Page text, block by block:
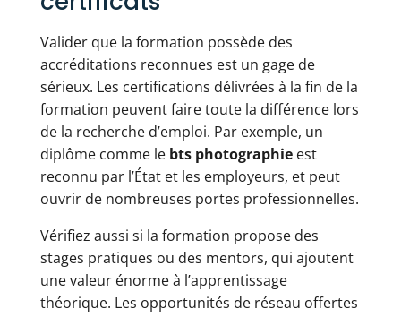
Valider que la formation possède des
accréditations reconnues est un gage de
sérieux. Les certifications délivrées à la fin de la
formation peuvent faire toute la différence lors
de la recherche d’emploi. Par exemple, un
diplôme comme le bts photographieest
reconnu par l’État et les employeurs, et peut
ouvrir de nombreuses portes professionnelles.
Vérifiez aussi si la formation propose des
stages pratiques ou des mentors, qui ajoutent
une valeur énorme à l’apprentissage
théorique. Les opportunités de réseau offertes